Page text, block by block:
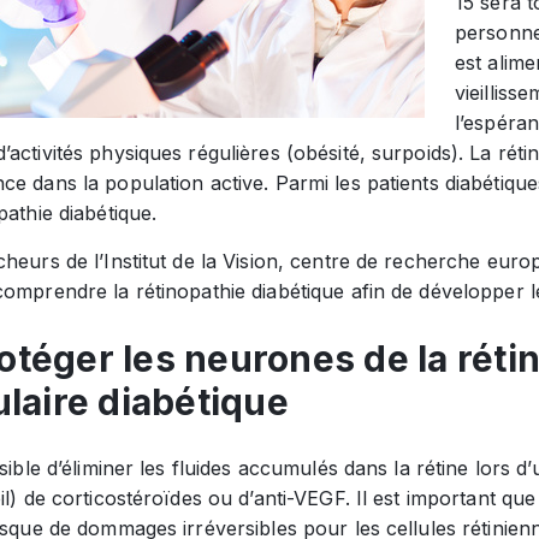
est
physiques régulières (obésité, surpoids). La
dans la population active. Parmi les patients
diabétique.
de l’Institut de la Vision, centre de recherche
la rétinopathie diabétique afin de développer
les neurones de la
diabétique
d’éliminer les fluides accumulés dans la rétine lors
de corticostéroïdes ou d’anti-VEGF. Il est important
de dommages irréversibles pour les cellules